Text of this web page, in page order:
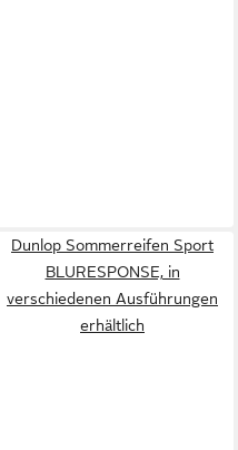
Dunlop Sommerreifen Sport
BLURESPONSE, in
verschiedenen Ausführungen
erhältlich